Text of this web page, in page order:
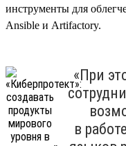
инструменты для
Ansible и Artifactory.
«При
в